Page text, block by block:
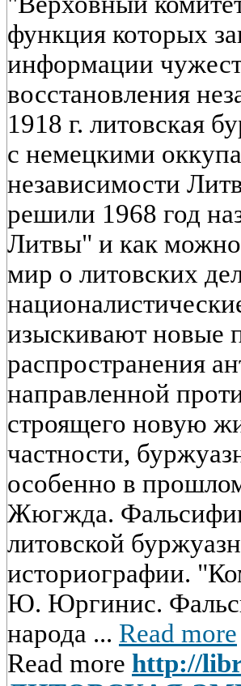
функция которых
информации
восстановления
1918 г. литовская
с немецкими
независимости
решили 1968 год
Литвы" и как
мир о литовских
изыскивают новые
распространения
направленной
строящего новую
частности,
особенно в
Жюгжда.
литовской
историографии.
Ю. Юргинис.
народа ... Read more
Read more http://